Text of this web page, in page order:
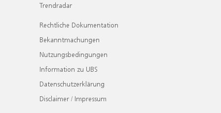
Trendradar
Rechtliche Dokumentation
Bekanntmachungen
Nutzungsbedingungen
Information zu UBS
Datenschutzerklärung
Disclaimer / Impressum